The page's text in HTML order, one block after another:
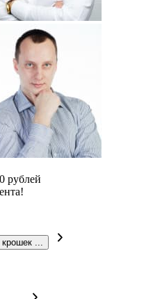
рублей
...